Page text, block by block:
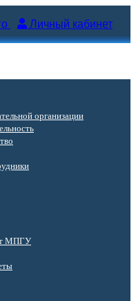
Личный кабинет
организации
МПГУ